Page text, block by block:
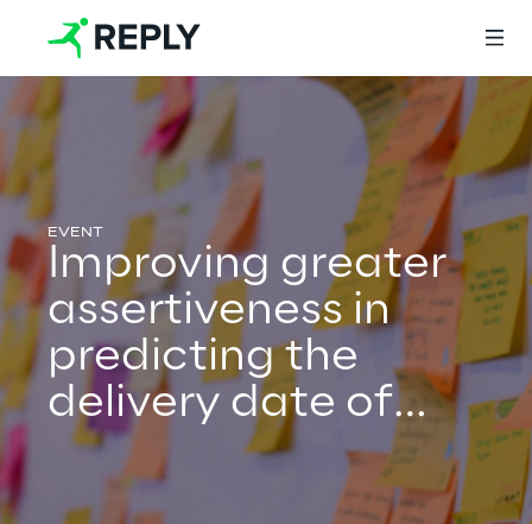
Services
Services
Artificial Intelligence
AI-powered Software Engineering
Improving greater
assertiveness in
predicting the
delivery date of
your projects in a
sustainable way